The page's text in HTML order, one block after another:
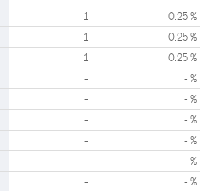
1 0.25 %
1 0.25 %
1 0.25 %
- - %
- - %
- - %
- - %
- - %
- - %